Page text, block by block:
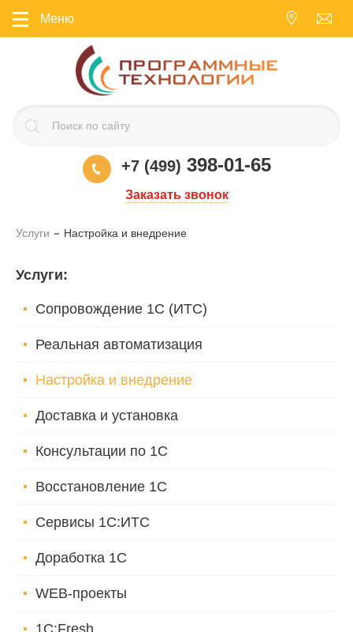
Меню
+7 (499) 398-01-65
Заказать звонок
Услуги Настройка и внедрение
Услуги:
Сопровождение 1С (ИТС)
Реальная автоматизация
Настройка и внедрение
Доставка и установка
Консультации по 1С
Восстановление 1С
Сервисы 1С:ИТС
Доработка 1С
WEB-проекты
1C:Fresh